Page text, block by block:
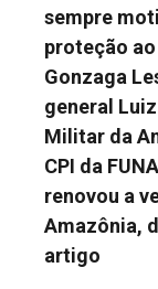
sempre
proteção
Gonzaga
general
Militar da
CPI da
renovou a
Amazônia,
artigo